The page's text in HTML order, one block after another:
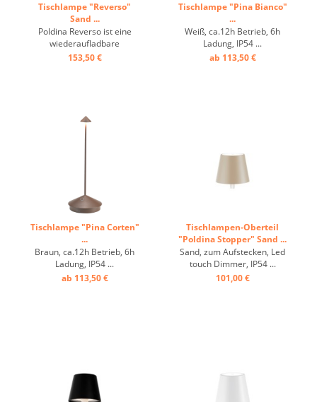
Tischlampe "Reverso"
Sand ...
Poldina Reverso ist eine
wiederaufladbare
batteriebetriebene
LED-Touch, Dimmer,
Ladeadapter mit Kabel und
153,50 €
Tischlampe "Pina Bianco"
...
Weiß, ca.12h Betrieb, 6h
Ladung, IP54 ...
ab 113,50 €
Tischlampe "Pina Corten"
...
Braun, ca.12h Betrieb, 6h
Ladung, IP54 ...
ab 113,50 €
Tischlampen-Oberteil
"Poldina Stopper" Sand ...
Sand, zum Aufstecken, Led
touch Dimmer, IP54 ...
101,00 €